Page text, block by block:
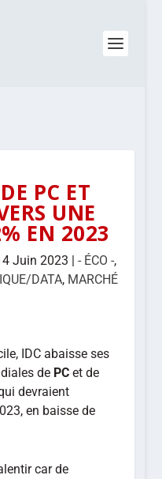
PC ET
UNE
EN 2023
Juin 2023 |- ÉCO -,
DATA, MARCHÉ
IDC abaisse ses
de PCet de
devraient
en baisse de
car de